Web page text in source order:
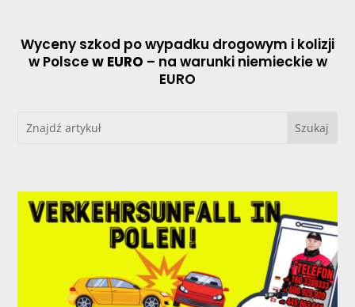
Wyceny szkod po wypadku drogowym i kolizji
w Polscew EURO – na warunki niemieckie w
EURO